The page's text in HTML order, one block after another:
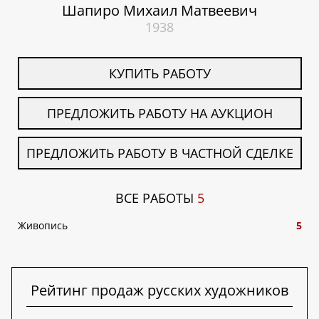
Шапиро Михаил Матвеевич
1938
КУПИТЬ РАБОТУ
ПРЕДЛОЖИТЬ РАБОТУ НА АУКЦИОН
ПРЕДЛОЖИТЬ РАБОТУ В ЧАСТНОЙ СДЕЛКЕ
ВСЕ РАБОТЫ 5
Живопись 5
Рейтинг продаж русских художников